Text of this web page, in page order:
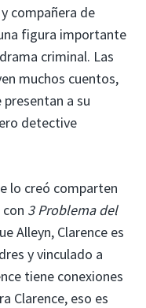
compañera de
figura importante
criminal. Las
muchos cuentos,
a su
detective
lo creó comparten
3 Problema del
Alleyn, Clarence es
y vinculado a
tiene conexiones
Clarence, eso es